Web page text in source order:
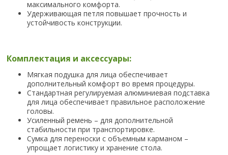
максимального комфорта.
Удерживающая петля повышает прочность и
устойчивость конструкции.
Комплектация и аксессуары:
Мягкая подушка для лица обеспечивает
дополнительный комфорт во время процедуры.
Стандартная регулируемая алюминиевая подставка
для лица обеспечивает правильное расположение
головы.
Усиленный ремень – для дополнительной
стабильности при транспортировке.
Сумка для переноски с объемным карманом –
упрощает логистику и хранение стола.